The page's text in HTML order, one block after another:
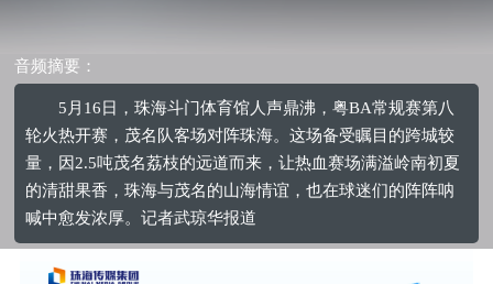
音频摘要：
5月16日，珠海斗门体育馆人声鼎沸，粤BA常规赛第八
轮火热开赛，茂名队客场对阵珠海。这场备受瞩目的跨城较
量，因2.5吨茂名荔枝的远道而来，让热血赛场满溢岭南初夏
的清甜果香，珠海与茂名的山海情谊，也在球迷们的阵阵呐
喊中愈发浓厚。记者武琼华报道